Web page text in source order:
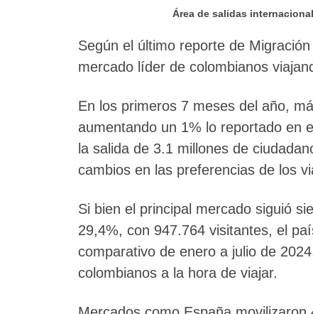
Área de salidas
Según el último reporte de
mercado líder de colombianos
En los primeros 7 meses del año,
aumentando un 1% lo reportado en
la salida de 3.1 millones de
cambios en las preferencias de los
Si bien el principal mercado siguió
29,4%, con 947.764 visitantes, el
comparativo de enero a julio de
colombianos a la hora de viajar.